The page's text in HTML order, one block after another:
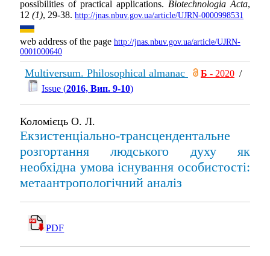
possibilities of practical applications. Biotechnologia Acta,
12 (1), 29-38. http://jnas.nbuv.gov.ua/article/UJRN-0000998531
web address of the page http://jnas.nbuv.gov.ua/article/UJRN-
0001000640
Multiversum. Philosophical almanac Б - 2020 /
Issue (2016, Вип. 9-10)
Коломієць О. Л.
Екзистенціально-трансцендентальне
розгортання людського духу як
необхідна умова існування особистості:
метаантропологічний аналіз
PDF